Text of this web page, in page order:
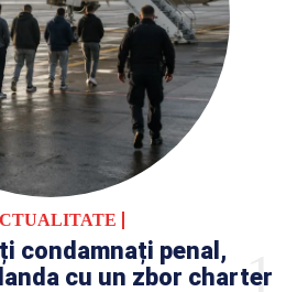
condamnați penal,
cu un zbor charter